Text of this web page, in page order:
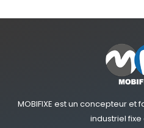
MOBIFIXE est un concepteur
industriel